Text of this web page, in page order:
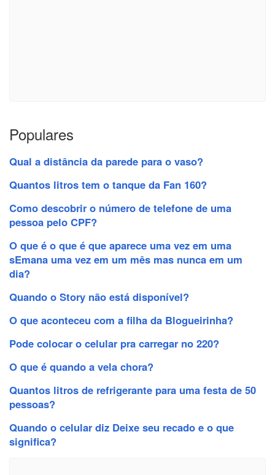
Populares
Qual a distância da parede para o vaso?
Quantos litros tem o tanque da Fan 160?
Como descobrir o número de telefone de uma
pessoa pelo CPF?
O que é o que é que aparece uma vez em uma
sEmana uma vez em um mês mas nunca em um
dia?
Quando o Story não está disponível?
O que aconteceu com a filha da Blogueirinha?
Pode colocar o celular pra carregar no 220?
O que é quando a vela chora?
Quantos litros de refrigerante para uma festa de 50
pessoas?
Quando o celular diz Deixe seu recado e o que
significa?